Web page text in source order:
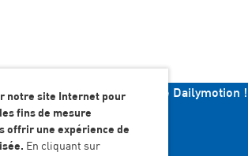
nos vidéos sur la plateforme Dailymotion !
PLUS
notre site Internet pour
fins de mesure
offrir une expérience de
En cliquant sur